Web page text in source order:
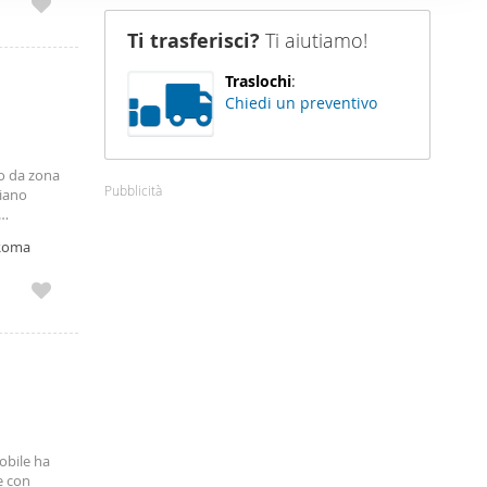
sito
loro
06. 89.
da zona
ha
con
Ti trasferisci? Ti aiutiamo!
Traslochi:
Chiedi un preventivo
Pubblicità